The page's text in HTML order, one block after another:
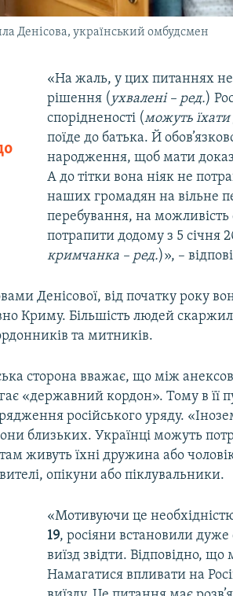
Денісова, український омбудсмен
«На жаль, у цих питаннях
рішення ( ухвалені – ред.)
спорідненості (можуть
поїде до батька. Й
народження, щоб мати
А до тітки вона ніяк не
наших громадян на вільне
перебування, на
потрапити додому з 5 січня
кримчанка – ред.)», –
Денісової, від початку року
Криму. Більшість людей
та митників.
сторона вважає, що між
«державний кордон». Тому в її
російського уряду.
близьких. Українці можуть
живуть їхні дружина або
опікуни або піклувальники.
«Мотивуючи це
19, росіяни встановили
виїзд звідти. Відповідно,
Намагатися впливати на